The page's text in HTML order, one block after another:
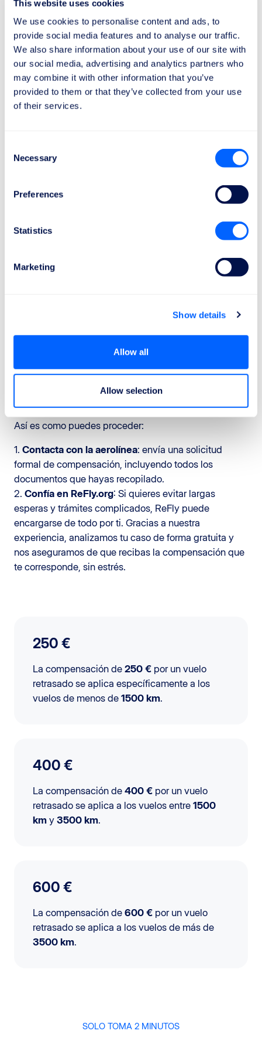
This website uses cookies
We use cookies to personalise content and ads, to
provide social media features and to analyse our traffic.
We also share information about your use of our site with
our social media, advertising and analytics partners who
may combine it with other information that you’ve
provided to them or that they’ve collected from your use
of their services.
Selection
Necessary
Preferences
Statistics
Marketing
Show details
Allow all
Allow selection
Qatar Airways
Cuentan con un programa de asistencia para
pasajeros con discapacidad y brindan apoyo durante
todo el viaje.
Descubre más
equipo dedicado para atender las necesidades de los
Cómo solicitar una compensación
y/o un reembolso
retrasado, tienes derecho a solicitar un reembolso y, en
Si el retraso cumple con los requisitos del Reglamento
Para facilitar cualquier reclamación, conserva todos
Así es como puedes proceder:
1. Contacta con la aerolínea: envía una solicitud
formal de compensación, incluyendo todos los
documentos que hayas recopilado.
2. Confía en ReFly.org: Si quieres evitar largas
esperas y trámites complicados, ReFly puede
encargarse de todo por ti. Gracias a nuestra
experiencia, analizamos tu caso de forma gratuita y
nos aseguramos de que recibas la compensación que
te corresponde, sin estrés.
250 €
La compensación de 250 € por un vuelo
retrasado se aplica específicamente a los
vuelos de menos de 1500 km.
400 €
La compensación de 400 € por un vuelo
retrasado se aplica a los vuelos entre 1500
km y 3500 km.
600 €
La compensación de 600 € por un vuelo
retrasado se aplica a los vuelos de más de
3500 km.
SOLO TOMA 2 MINUTOS